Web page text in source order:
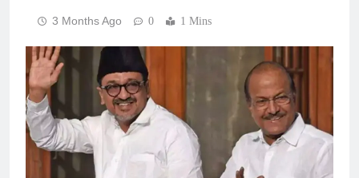
3 Months Ago 0 1 Mins